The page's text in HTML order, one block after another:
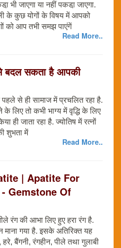
भी जाएगा या नहीं पकडा़ जाएगा.
के कुछ योगों के विषय में आपको
को आप तभी समझ पाएंगें
Read More..
बदल सकता है आपकी
से ही सामाज में प्रचलित रहा है.
के लिए तो कभी भाग्य में वृद्धि के लिए
ही जाता रहा है. ज्योतिष में रत्नों
शुभता में
Read More..
| Apatite For
Gemstone Of
रंग की आभा लिए हुए हरा रंग है.
गया है. इसके अतिरिक्त यह
बैंगनी, रंगहीन, पीले तथा गुलाबी